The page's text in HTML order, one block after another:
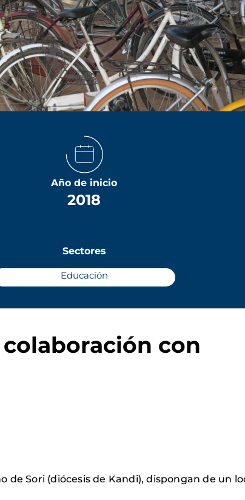
Año de inicio
2018
Sectores
Educación
colaboración con
de Sori (diócesis de Kandi), dispongan de un